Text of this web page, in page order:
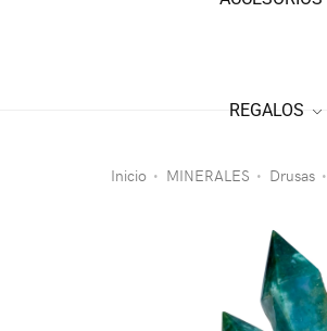
REGALOS
Inicio • MINERALES • Drusas •